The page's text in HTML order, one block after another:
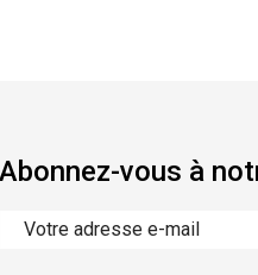
Abonnez-vous à